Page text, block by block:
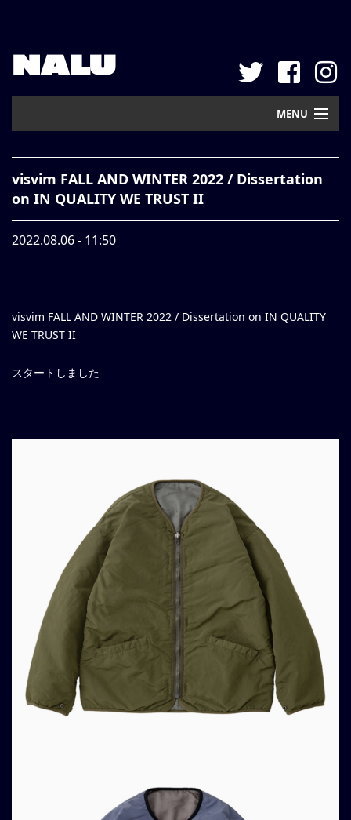
NALU
MENU
New Arrival
Pickup
Web Store
visvim FALL AND WINTER 2022 / Dissertation
on IN QUALITY WE TRUST II
2022.08.06 - 11:50
visvim FALL AND WINTER 2022 / Dissertation on IN QUALITY
WE TRUST II
スタートしました